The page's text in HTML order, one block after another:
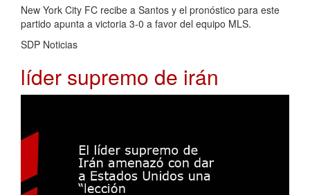
New York City FC recibe a Santos y el pronóstico para este
partido apunta a victoria 3-0 a favor del equipo MLS.
SDP Noticias
líder supremo de irán